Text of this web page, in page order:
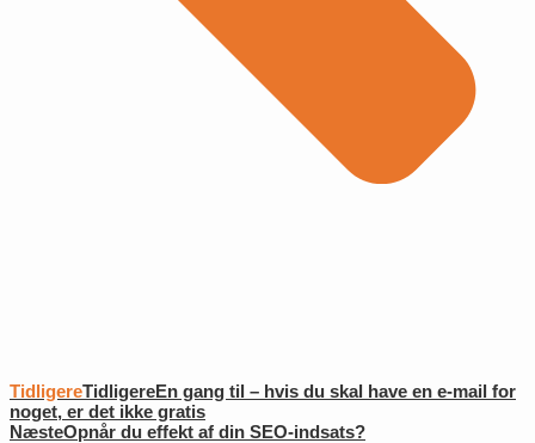
TidligereTidligereEn gang til – hvis du skal have en e-mail for
noget, er det ikke gratis
NæsteOpnår du effekt af din SEO-indsats?